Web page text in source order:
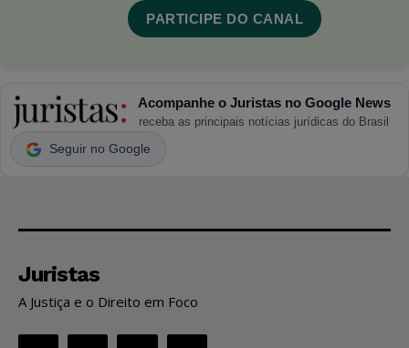
PARTICIPE DO CANAL
Acompanhe o Juristas no Google News
receba as principais notícias jurídicas do Brasil
Seguir no Google
Juristas
A Justiça e o Direito em Foco